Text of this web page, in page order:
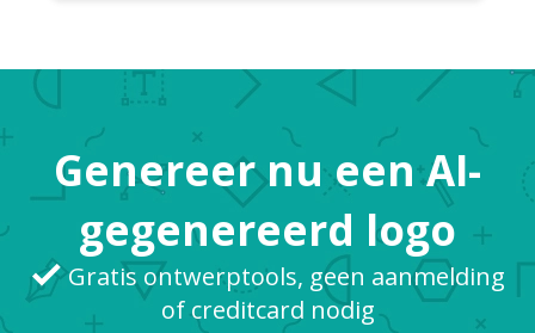
kunnen hier ook virtueel (en letterlijk) alles kopen
wat we nodig hebben. Dankzij het Amazon-logo,
dat wereldw...
Genereer nu een AI-
gegenereerd logo
Gratis ontwerptools, geen aanmelding
of creditcard nodig